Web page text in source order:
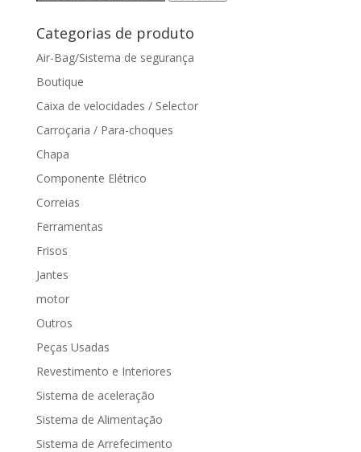
Categorias de produto
Air-Bag/Sistema de segurança
Boutique
Caixa de velocidades / Selector
Carroçaria / Para-choques
Chapa
Componente Elétrico
Correias
Ferramentas
Frisos
Jantes
motor
Outros
Peças Usadas
Revestimento e Interiores
Sistema de aceleração
Sistema de Alimentação
Sistema de Arrefecimento